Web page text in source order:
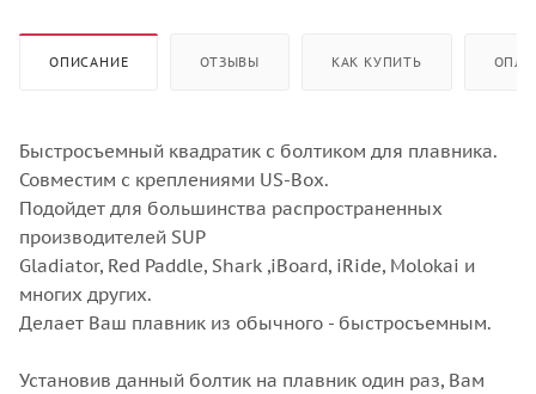
ОПИСАНИЕ ОТЗЫВЫ КАК КУПИТЬ
Быстросъемный квадратик с болтиком для плавника.
Совместим с креплениями US-Box.
Подойдет для большинства распространенных
производителей SUP
Gladiator, Red Paddle, Shark ,iBoard, iRide, Molokai и
многих других.
Делает Ваш плавник из обычного - быстросъемным.
Установив данный болтик на плавник один раз, Вам